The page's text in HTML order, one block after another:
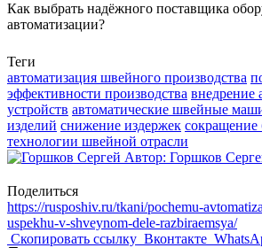
Как выбрать надёжного поставщика
автоматизации?
Теги
автоматизация швейного производства
эффективности производства внедрение
устройств автоматические швейные
изделий снижение издержек сокращение
технологии швейной отрасли
Автор: Горшков
Поделиться
https://rusposhiv.ru/tkani/pochemu-
uspekhu-v-shveynom-dele-razbiraemsya/
Скопировать ссылку Вконтакте